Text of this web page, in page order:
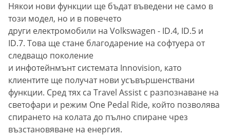
Някои нови функции ще бъдат въведени не само в
този модел, но и в повечето
други електромобили на Volkswagen - ID.4, ID.5 и
ID.7. Това ще стане благодарение на софтуера от
следващо поколение
и инфотейнмънт системата Innovision, като
клиентите ще получат нови усъвършенствани
функции. Сред тях са Travel Assist с разпознаване на
светофари и режим One Pedal Ride, който позволява
спирането на колата до пълно спиране чрез
възстановяване на енергия.